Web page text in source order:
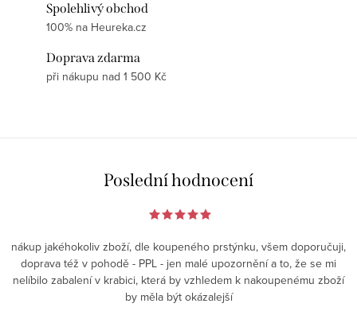
Spolehlivý obchod
100% na Heureka.cz
Doprava zdarma
při nákupu nad 1 500 Kč
Poslední hodnocení
nákup jakéhokoliv zboží, dle koupeného prstýnku, všem doporučuji,
doprava též v pohodě - PPL - jen malé upozornění a to, že se mi
nelíbilo zabalení v krabici, která by vzhledem k nakoupenému zboží
by měla být okázalejší